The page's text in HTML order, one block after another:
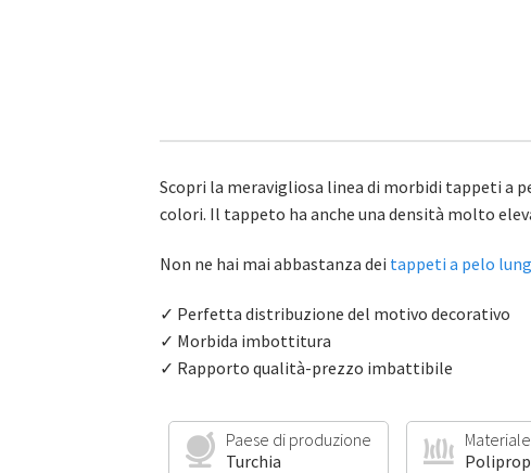
Scopri la meravigliosa linea di morbidi tappeti a
colori. Il tappeto ha anche una densità molto
Non ne hai mai abbastanza dei tappeti a pelo
✓ Perfetta distribuzione del motivo decorativo
✓ Morbida imbottitura
✓ Rapporto qualità-prezzo imbattibile
Paese di produzione
Turchia
Materiale